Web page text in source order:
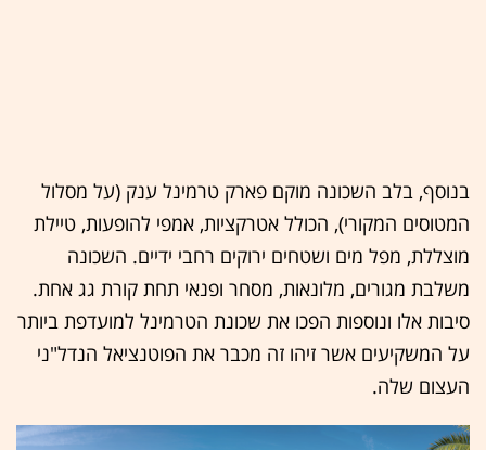
בנוסף, בלב השכונה מוקם פארק טרמינל ענק (על מסלול
המטוסים המקורי), הכולל אטרקציות, אמפי להופעות, טיילת
מוצללת, מפל מים ושטחים ירוקים רחבי ידיים. השכונה
משלבת מגורים, מלונאות, מסחר ופנאי תחת קורת גג אחת.
סיבות אלו ונוספות הפכו את שכונת הטרמינל למועדפת ביותר
על המשקיעים אשר זיהו זה מכבר את הפוטנציאל הנדל"ני
העצום שלה.